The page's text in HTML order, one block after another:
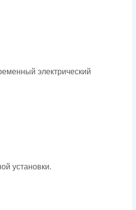
электрический
установки.